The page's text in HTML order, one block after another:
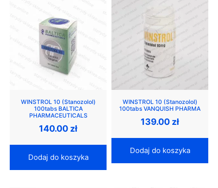
WINSTROL 10 (Stanozolol)
100tabs BALTICA
PHARMACEUTICALS
140.00 zł
Dodaj do koszyka
WINSTROL 10 (Stanozolol)
100tabs VANQUISH PHARMA
139.00 zł
Dodaj do koszyka